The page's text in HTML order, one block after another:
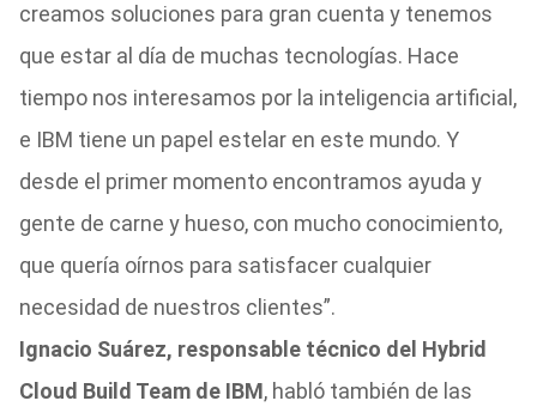
creamos soluciones para gran cuenta y tenemos
que estar al día de muchas tecnologías. Hace
tiempo nos interesamos por la inteligencia artificial,
e IBM tiene un papel estelar en este mundo. Y
desde el primer momento encontramos ayuda y
gente de carne y hueso, con mucho conocimiento,
que quería oírnos para satisfacer cualquier
necesidad de nuestros clientes”.
Ignacio Suárez, responsable técnico del Hybrid
Cloud Build Team de IBM, habló también de las